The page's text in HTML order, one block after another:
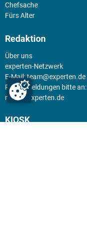
Chefsache
Fürs Alter
Redaktion
Über uns
experten-Netzwerk
E-Mail:team@experten.de
Pressemeldungen bitte an:
news@experten.de
KIOSK